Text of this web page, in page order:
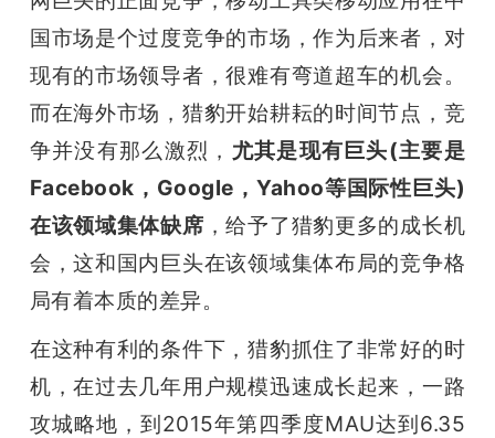
国市场是个过度竞争的市场，作为后来者，对
现有的市场领导者，很难有弯道超车的机会。
而在海外市场，猎豹开始耕耘的时间节点，竞
争并没有那么激烈， 尤其是现有巨头(主要是
Facebook，Google，Yahoo等国际性巨头)
在该领域集体缺席 ，给予了猎豹更多的成长机
会，这和国内巨头在该领域集体布局的竞争格
局有着本质的差异。
在这种有利的条件下，猎豹抓住了非常好的时
机，在过去几年用户规模迅速成长起来，一路
攻城略地，到2015年第四季度MAU达到6.35